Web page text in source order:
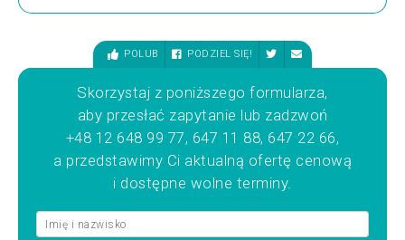
POLUB PODZIEL SIĘ!
Skorzystaj z poniższego formularza,
aby przesłać zapytanie lub zadzwoń
+48 12 648 99 77, 647 11 88, 647 22 66,
a przedstawimy Ci aktualną ofertę cenową
i dostępne wolne terminy.